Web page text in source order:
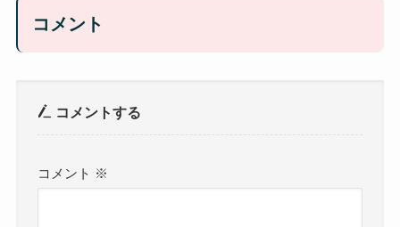
コメント
コメントする
コメント ※